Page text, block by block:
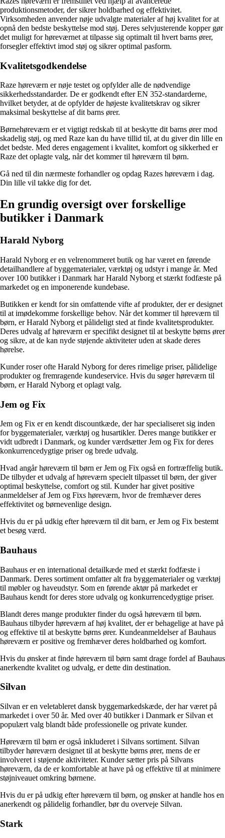
produktionsmetoder, der sikrer holdbarhed og effektivitet.
Virksomheden anvender nøje udvalgte materialer af høj kvalitet for at
opnå den bedste beskyttelse mod støj. Deres selvjusterende kopper gør
det muligt for høreværnet at tilpasse sig optimalt til hvert barns ører,
forsegler effektivt imod støj og sikrer optimal pasform.
Kvalitetsgodkendelse
Raze høreværn er nøje testet og opfylder alle de nødvendige
sikkerhedsstandarder. De er godkendt efter EN 352-standarderne,
hvilket betyder, at de opfylder de højeste kvalitetskrav og sikrer
maksimal beskyttelse af dit barns ører.
Børnehøreværn er et vigtigt redskab til at beskytte dit barns ører mod
skadelig støj, og med Raze kan du have tillid til, at du giver din lille en
det bedste. Med deres engagement i kvalitet, komfort og sikkerhed er
Raze det oplagte valg, når det kommer til høreværn til børn.
Gå ned til din nærmeste forhandler og opdag Razes høreværn i dag.
Din lille vil takke dig for det.
En grundig oversigt over forskellige
butikker i Danmark
Harald Nyborg
Harald Nyborg er en velrenommeret butik og har været en førende
detailhandlere af byggematerialer, værktøj og udstyr i mange år. Med
over 100 butikker i Danmark har Harald Nyborg et stærkt fodfæste på
markedet og en imponerende kundebase.
Butikken er kendt for sin omfattende vifte af produkter, der er designet
til at imødekomme forskellige behov. Når det kommer til høreværn til
børn, er Harald Nyborg et pålideligt sted at finde kvalitetsprodukter.
Deres udvalg af høreværn er specifikt designet til at beskytte børns ører
og sikre, at de kan nyde støjende aktiviteter uden at skade deres
hørelse.
Kunder roser ofte Harald Nyborg for deres rimelige priser, pålidelige
produkter og fremragende kundeservice. Hvis du søger høreværn til
børn, er Harald Nyborg et oplagt valg.
Jem og Fix
Jem og Fix er en kendt discountkæde, der har specialiseret sig inden
for byggematerialer, værktøj og husartikler. Deres mange butikker er
vidt udbredt i Danmark, og kunder værdsætter Jem og Fix for deres
konkurrencedygtige priser og brede udvalg.
Hvad angår høreværn til børn er Jem og Fix også en fortræffelig butik.
De tilbyder et udvalg af høreværn specielt tilpasset til børn, der giver
optimal beskyttelse, comfort og stil. Kunder har givet positive
anmeldelser af Jem og Fixs høreværn, hvor de fremhæver deres
effektivitet og børnevenlige design.
Hvis du er på udkig efter høreværn til dit barn, er Jem og Fix bestemt
et besøg værd.
Bauhaus
Bauhaus er en international detailkæde med et stærkt fodfæste i
Danmark. Deres sortiment omfatter alt fra byggematerialer og værktøj
til møbler og haveudstyr. Som en førende aktør på markedet er
Bauhaus kendt for deres store udvalg og konkurrencedygtige priser.
Blandt deres mange produkter finder du også høreværn til børn.
Bauhaus tilbyder høreværn af høj kvalitet, der er behagelige at have på
og effektive til at beskytte børns ører. Kundeanmeldelser af Bauhaus
høreværn er positive og fremhæver deres holdbarhed og komfort.
Hvis du ønsker at finde høreværn til børn samt drage fordel af Bauhaus
anerkendte kvalitet og udvalg, er dette din destination.
Silvan
Silvan er en veletableret dansk byggemarkedskæde, der har været på
markedet i over 50 år. Med over 40 butikker i Danmark er Silvan et
populært valg blandt både professionelle og private kunder.
Høreværn til børn er også inkluderet i Silvans sortiment. Silvan
tilbyder høreværn designet til at beskytte børns ører, mens de er
involveret i støjende aktiviteter. Kunder sætter pris på Silvans
høreværn, da de er komfortable at have på og effektive til at minimere
støjniveauet omkring børnene.
Hvis du er på udkig efter høreværn til børn, og ønsker at handle hos en
anerkendt og pålidelig forhandler, bør du overveje Silvan.
Stark